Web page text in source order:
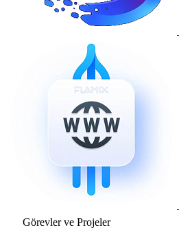
Görevler ve Projeler